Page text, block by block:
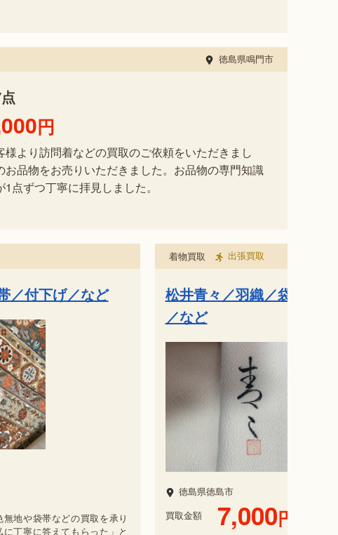
徳島県鳴門市
円
様より訪問着などの買取のご依頼をいただきまし
お品物をお売りいただきました。お品物の専門知識
点ずつ丁寧に拝見しました。
／付下げ／など
地や袋帯などの買取を承り
丁寧に答えてもらった」と
着物買取 出張買取
松井青々／羽織／袋帯／
／など
徳島県徳島市
買取金額
7,000円